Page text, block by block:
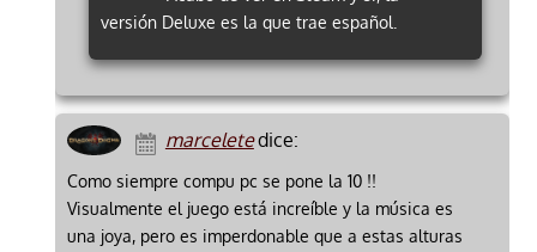
versión Deluxe es la que trae español.
marceletedice:
Como siempre compu pc se pone la 10 !!
Visualmente el juego está increíble y la música es
una joya, pero es imperdonable que a estas alturas